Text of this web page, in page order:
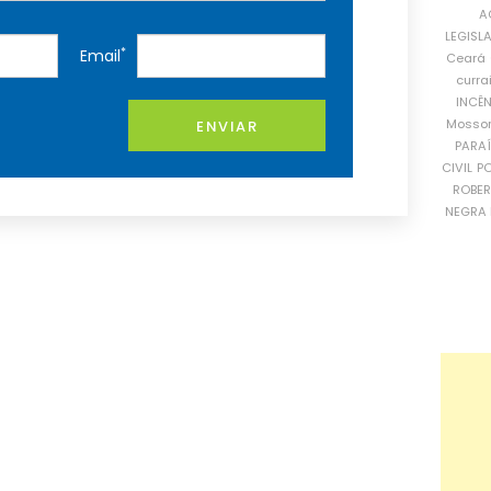
Email*
ENVIAR
Ceará
CIVIL
NEGRA